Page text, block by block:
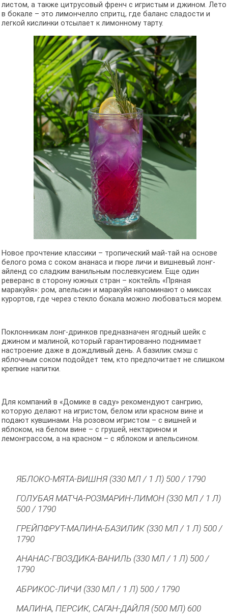
листом, а также цитрусовый френч с игристым и джином. Лето
в бокале – это лимончелло спритц, где баланс сладости и
легкой кислинки отсылает к лимонному тарту.
Новое прочтение классики – тропический май-тай на основе
белого рома с соком ананаса и пюре личи и вишневый лонг-
айленд со сладким ванильным послевкусием. Еще один
реверанс в сторону южных стран – коктейль «Пряная
маракуйя»: ром, апельсин и маракуйя напоминают о миксах
курортов, где через стекло бокала можно любоваться морем.
Поклонникам лонг-дринков предназначен ягодный шейк с
джином и малиной, который гарантированно поднимает
настроение даже в дождливый день. А базилик смэш с
яблочным соком подойдет тем, кто предпочитает не слишком
крепкие напитки.
Для компаний в «Домике в саду» рекомендуют сангрию,
которую делают на игристом, белом или красном вине и
подают кувшинами. На розовом игристом – с вишней и
яблоком, на белом вине – с грушей, нектарином и
лемонграссом, а на красном – с яблоком и апельсином.
ЯБЛОКО-МЯТА-ВИШНЯ (330 МЛ / 1 Л) 500 / 1790
ГОЛУБАЯ МАТЧА-РОЗМАРИН-ЛИМОН (330 МЛ / 1 Л)
500 / 1790
ГРЕЙПФРУТ-МАЛИНА-БАЗИЛИК (330 МЛ / 1 Л) 500 /
1790
АНАНАС-ГВОЗДИКА-ВАНИЛЬ (330 МЛ / 1 Л) 500 /
1790
АБРИКОС-ЛИЧИ (330 МЛ / 1 Л) 500 / 1790
МАЛИНА, ПЕРСИК, САГАН-ДАЙЛЯ (500 МЛ) 600